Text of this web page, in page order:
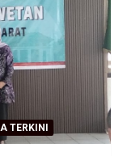
TERKINI